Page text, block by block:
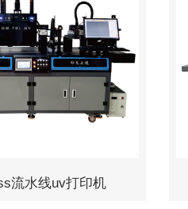
流水线uv打印机